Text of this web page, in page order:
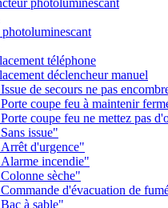
téléphone
déclencheur manuel
de secours ne pas
coupe feu à maintenir
coupe feu ne mettez pas
issue"
d'urgence"
incendie"
sèche"
d'évacuation de
à sable"